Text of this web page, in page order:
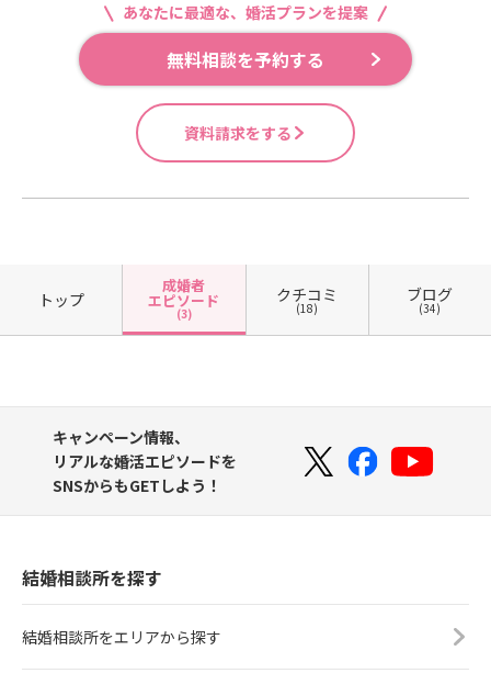
あなたに最適な、婚活プランを提案
無料相談を予約する
資料請求をする
トップ
成婚者
エピソード
(3)
クチコミ
(18)
ブログ
(34)
キャンペーン情報、
リアルな婚活エピソードを
SNSからもGETしよう！
結婚相談所を探す
結婚相談所をエリアから探す